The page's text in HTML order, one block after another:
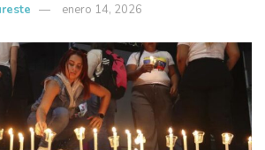
enero 14, 2026